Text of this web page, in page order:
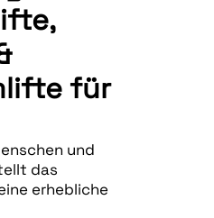
für
und
das
erhebliche